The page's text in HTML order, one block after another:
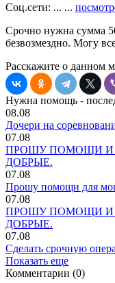
Соц.сети: ... ...
Срочно нужна сумма
безвозмездно. Могу
Расскажите о данном
Нужна помощь -
08.08
Дочери на
07.08
ПРОШУ ПОМОЩИ И
ДОБРЫЕ.
07.08
Прошу помощи для
07.08
ПРОШУ ПОМОЩИ И
ДОБРЫЕ.
07.08
Сделать срочную
Показать еще
Комментарии (0)